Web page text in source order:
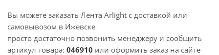
Вы можете заказать Лента Arlight с доставкой или
самовывозом в Ижевске
просто достаточно позвонить менеджеру и сообщить
артикул товара: 046910 или оформить заказ на сайте